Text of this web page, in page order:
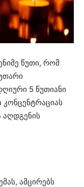
წუთი, რომ
5 წუთიანი
კონცენტრაციას
აღდგენის
ამცირებს